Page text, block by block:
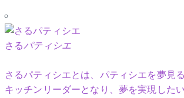
さるパティシエ
さるパティシエとは、パティシエを夢見
キッチンリーダーとなり、夢を実現した